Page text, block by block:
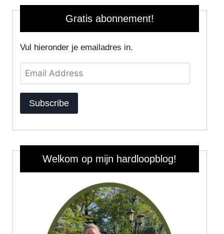
Gratis abonnement!
Vul hieronder je emailadres in.
Email
Address
Subscribe
Welkom op mijn hardloopblog!